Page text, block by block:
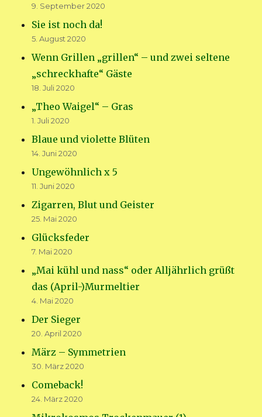
9. September 2020
Sie ist noch da!
5. August 2020
Wenn Grillen „grillen“ – und zwei seltene
„schreckhafte“ Gäste
18. Juli 2020
„Theo Waigel“ – Gras
1. Juli 2020
Blaue und violette Blüten
14. Juni 2020
Ungewöhnlich x 5
11. Juni 2020
Zigarren, Blut und Geister
25. Mai 2020
Glücksfeder
7. Mai 2020
„Mai kühl und nass“ oder Alljährlich grüßt
das (April-)Murmeltier
4. Mai 2020
Der Sieger
20. April 2020
März – Symmetrien
30. März 2020
Comeback!
24. März 2020